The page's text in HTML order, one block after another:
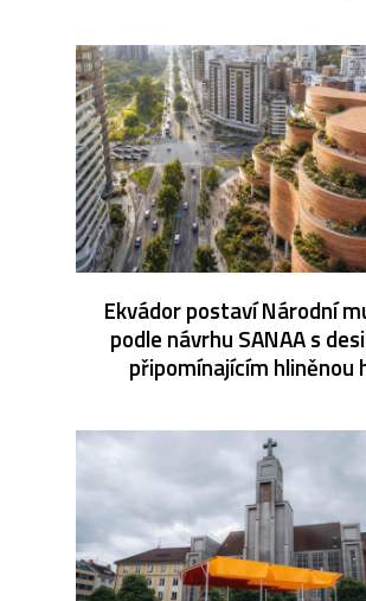
Ekvádor postaví Národní
podle návrhu SANAA s
připomínajícím hliněnou